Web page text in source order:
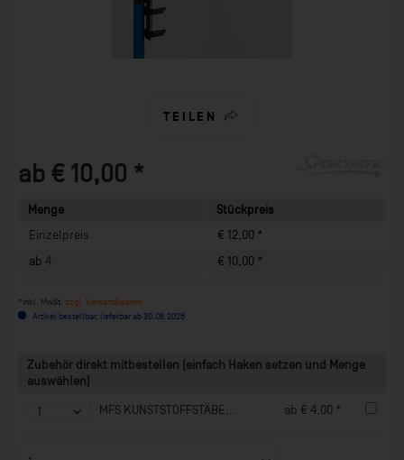
TEILEN
ab € 10,00 *
Menge
Stückpreis
Einzelpreis
€ 12,00 *
ab 4 € 10,00 *
*inkl. MwSt. zzgl. Versandkosten
Artikel bestellbar, lieferbar ab 30.08.2026
Zubehör direkt mitbestellen (einfach Haken setzen und Menge
auswählen)
MFS KUNSTSTOFFSTÄBE (Gymnastikstab) ab € 4,00 *